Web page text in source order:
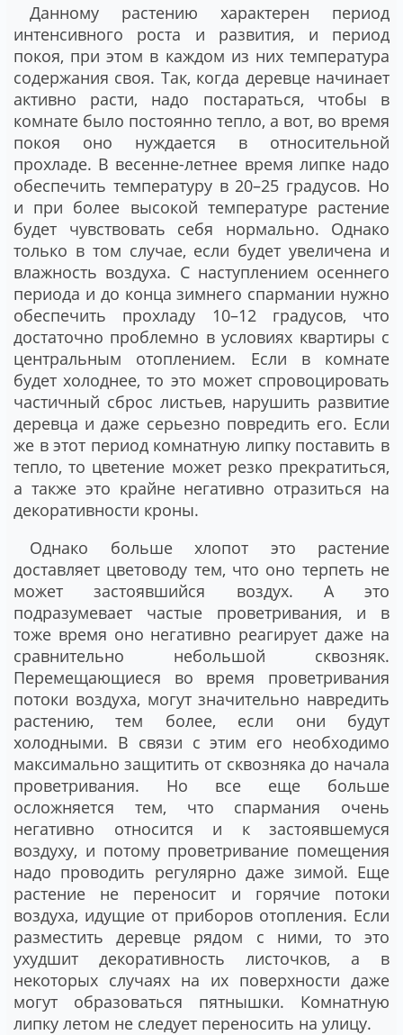
Данному растению характерен период
интенсивного роста и развития, и период
покоя, при этом в каждом из них температура
содержания своя. Так, когда деревце начинает
активно расти, надо постараться, чтобы в
комнате было постоянно тепло, а вот, во время
покоя оно нуждается в относительной
прохладе. В весенне-летнее время липке надо
обеспечить температуру в 20–25 градусов. Но
и при более высокой температуре растение
будет чувствовать себя нормально. Однако
только в том случае, если будет увеличена и
влажность воздуха. С наступлением осеннего
периода и до конца зимнего спармании нужно
обеспечить прохладу 10–12 градусов, что
достаточно проблемно в условиях квартиры с
центральным отоплением. Если в комнате
будет холоднее, то это может спровоцировать
частичный сброс листьев, нарушить развитие
деревца и даже серьезно повредить его. Если
же в этот период комнатную липку поставить в
тепло, то цветение может резко прекратиться,
а также это крайне негативно отразиться на
декоративности кроны.
Однако больше хлопот это растение
доставляет цветоводу тем, что оно терпеть не
может застоявшийся воздух. А это
подразумевает частые проветривания, и в
тоже время оно негативно реагирует даже на
сравнительно небольшой сквозняк.
Перемещающиеся во время проветривания
потоки воздуха, могут значительно навредить
растению, тем более, если они будут
холодными. В связи с этим его необходимо
максимально защитить от сквозняка до начала
проветривания. Но все еще больше
осложняется тем, что спармания очень
негативно относится и к застоявшемуся
воздуху, и потому проветривание помещения
надо проводить регулярно даже зимой. Еще
растение не переносит и горячие потоки
воздуха, идущие от приборов отопления. Если
разместить деревце рядом с ними, то это
ухудшит декоративность листочков, а в
некоторых случаях на их поверхности даже
могут образоваться пятнышки. Комнатную
липку летом не следует переносить на улицу.